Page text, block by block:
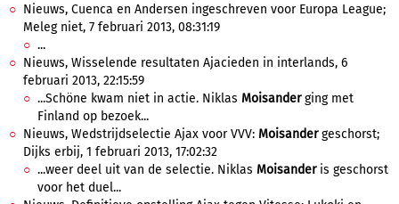
Nieuws, Cuenca en Andersen ingeschreven voor Europa League;
Meleg niet, 7 februari 2013, 08:31:19
...
Nieuws, Wisselende resultaten Ajacieden in interlands, 6
februari 2013, 22:15:59
...Schöne kwam niet in actie. Niklas Moisanderging met
Finland op bezoek...
Nieuws, Wedstrijdselectie Ajax voor VVV: Moisandergeschorst;
Dijks erbij, 1 februari 2013, 17:02:32
...weer deel uit van de selectie. Niklas Moisanderis geschorst
voor het duel...